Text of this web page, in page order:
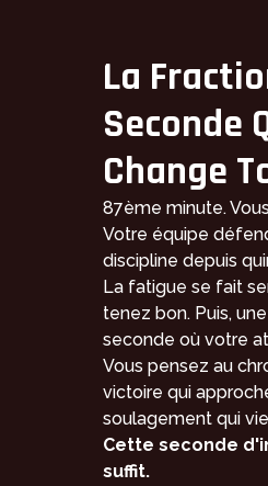
La
Seconde
Change
87ème minute.
Votre équipe
discipline depuis
La fatigue se fait
tenez bon. Puis,
seconde où votre
Vous pensez au
victoire qui
soulagement qui
Cette seconde
suffit.